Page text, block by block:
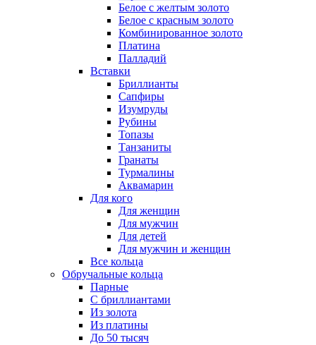
Белое с желтым золото
Белое с красным золото
Комбинированное золото
Платина
Палладий
Вставки
Бриллианты
Сапфиры
Изумруды
Рубины
Топазы
Танзаниты
Гранаты
Турмалины
Аквамарин
Для кого
Для женщин
Для мужчин
Для детей
Для мужчин и женщин
Все кольца
Обручальные кольца
Парные
С бриллиантами
Из золота
Из платины
До 50 тысяч